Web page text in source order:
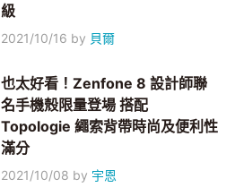
級
2021/10/16 by 貝爾
也太好看！Zenfone 8 設計師聯
名手機殼限量登場 搭配
Topologie 繩索背帶時尚及便利性
滿分
2021/10/08 by 宇恩